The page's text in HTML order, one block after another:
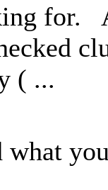
for.
( ...
what